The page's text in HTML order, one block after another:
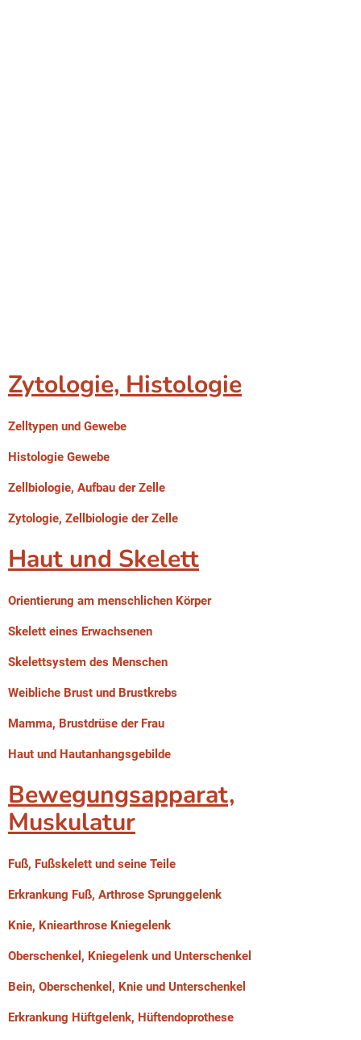
Zytologie, Histologie
Zelltypen und Gewebe
Histologie Gewebe
Zellbiologie, Aufbau der Zelle
Zytologie, Zellbiologie der Zelle
Haut und Skelett
Orientierung am menschlichen Körper
Skelett eines Erwachsenen
Skelettsystem des Menschen
Weibliche Brust und Brustkrebs
Mamma, Brustdrüse der Frau
Haut und Hautanhangsgebilde
Bewegungsapparat,
Muskulatur
Fuß, Fußskelett und seine Teile
Erkrankung Fuß, Arthrose Sprunggelenk
Knie, Kniearthrose Kniegelenk
Oberschenkel, Kniegelenk und Unterschenkel
Bein, Oberschenkel, Knie und Unterschenkel
Erkrankung Hüftgelenk, Hüftendoprothese